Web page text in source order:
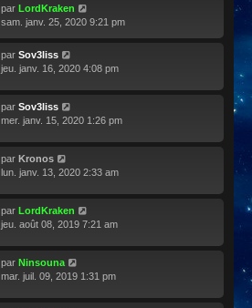
par LordKraken
sam. janv. 25, 2020 9:21 pm
par Sov3liss
jeu. janv. 16, 2020 4:08 pm
par Sov3liss
mer. janv. 15, 2020 1:26 pm
par Kronos
lun. janv. 13, 2020 2:33 am
par LordKraken
jeu. août 08, 2019 7:21 am
par Ninsouna
mar. juil. 09, 2019 1:31 pm